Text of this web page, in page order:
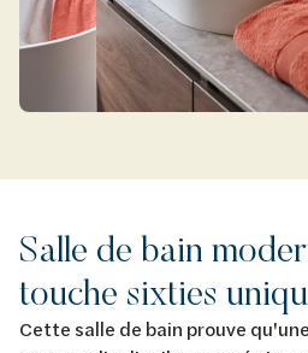
Salle de bain
touche sixties
Cette salle de bain prouve